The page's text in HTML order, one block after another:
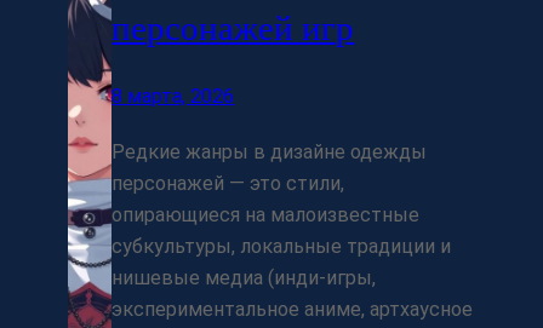
персонажей игр
8 марта, 2026
Редкие жанры в дизайне одежды
персонажей — это стили,
опирающиеся на малоизвестные
субкультуры, локальные традиции и
нишевые медиа (инди‑игры,
экспериментальное аниме, артхаусное